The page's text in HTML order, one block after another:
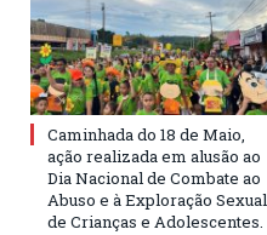
Caminhada do 18 de Maio,
ação realizada em alusão ao
Dia Nacional de Combate ao
Abuso e à Exploração Sexual
de Crianças e Adolescentes.